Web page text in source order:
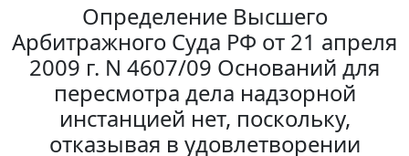
Определение Высшего
Арбитражного Суда РФ от 21 апреля
2009 г. N 4607/09 Оснований для
пересмотра дела надзорной
инстанцией нет, поскольку,
отказывая в удовлетворении